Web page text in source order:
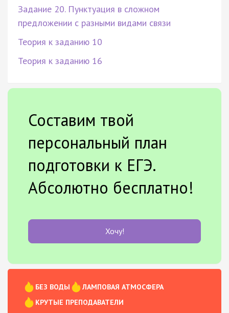
Задание 20. Пунктуация в сложном
предложении с разными видами связи
Теория к заданию 10
Теория к заданию 16
Составим твой
персональный план
подготовки к ЕГЭ.
Абсолютно бесплатно!
Хочу!
БЕЗ ВОДЫ
ЛАМПОВАЯ АТМОСФЕРА
КРУТЫЕ ПРЕПОДАВАТЕЛИ